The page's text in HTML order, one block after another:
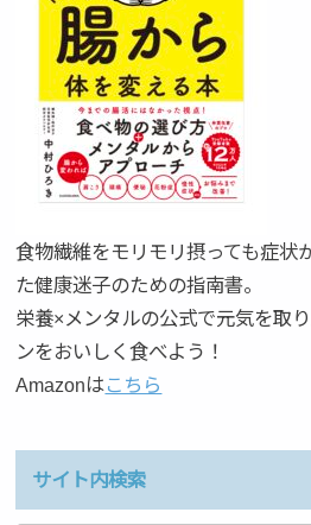
食物繊維をモリモリ摂っても症状
た健康迷子のための指南書。
栄養×メンタルの公式で元気を取
ンをおいしく食べよう！
Amazonはこちら
サイト内検索